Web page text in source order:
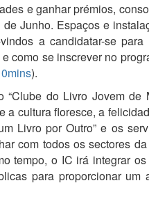
e ganhar prémios,
Junho. Espaços e
a candidatar-se
como se inscrever no
).
do Livro Jovem de
a cultura floresce, a
Livro por Outro” e os
com todos os sectores
tempo, o IC irá integrar
para proporcionar um